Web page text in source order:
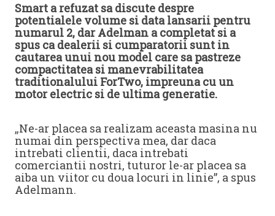
Smart a refuzat sa discute despre
potentialele volume si data lansarii pentru
numarul 2, dar Adelman a completat si a
spus ca dealerii si cumparatorii sunt in
cautarea unui nou model care sa pastreze
compactitatea si manevrabilitatea
traditionalului ForTwo, impreuna cu un
motor electric si de ultima generatie.
„Ne-ar placea sa realizam aceasta masina nu
numai din perspectiva mea, dar daca
intrebati clientii, daca intrebati
comerciantii nostri, tuturor le-ar placea sa
aiba un viitor cu doua locuri in linie”, a spus
Adelmann.